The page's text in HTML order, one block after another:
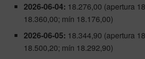
2026-06-04: 18.276,00 (apertura
18.360,00; mín 18.176,00)
2026-06-05: 18.344,90 (apertura
18.500,20; mín 18.292,90)